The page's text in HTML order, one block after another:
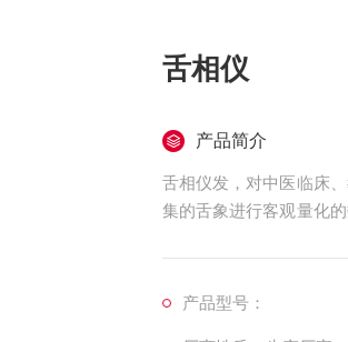
舌相仪
产品简介
舌相仪发，对中医临床
集的舌象进行客观量化
产品型号：